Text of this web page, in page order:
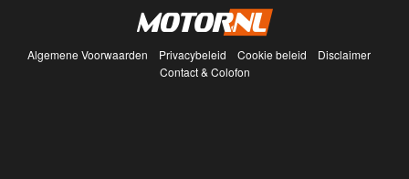
Algemene Voorwaarden Privacybeleid Cookie beleid
Disclaimer
Contact & Colofon